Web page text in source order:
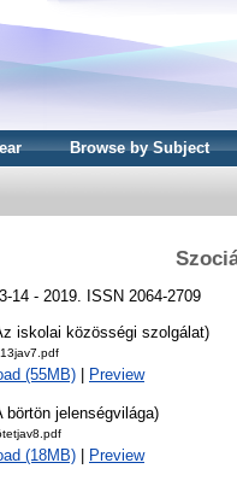
Browse by Subject
14 - 2019. ISSN 2064-2709
iskolai közösségi szolgálat)
(55MB) Preview
börtön jelenségvilága)
(18MB) Preview